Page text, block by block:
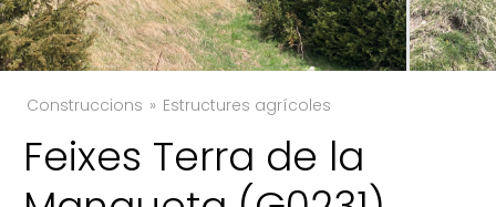
Construccions Estructures agrícoles
Feixes Terra de laFACEBOOK
GOOGLE